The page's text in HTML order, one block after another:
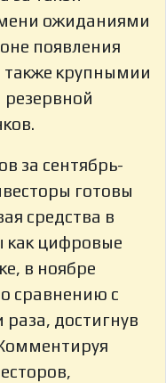
ожиданиями
появления
также крупнымии
за сентябрь-
готовы
средства в
как цифровые
в ноябре
сравнению с
достигнув